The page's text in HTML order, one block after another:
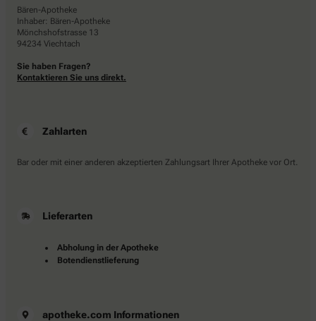
Bären-Apotheke
Inhaber: Bären-Apotheke
Mönchshofstrasse 13
94234 Viechtach
Sie haben Fragen?
Kontaktieren Sie uns direkt.
Zahlarten
Bar oder mit einer anderen akzeptierten Zahlungsart Ihrer Apotheke vor Ort.
Lieferarten
Abholung in der Apotheke
Botendienstlieferung
apotheke.com Informationen